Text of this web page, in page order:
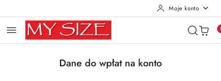
Moje konto
Dane do wpłat na konto